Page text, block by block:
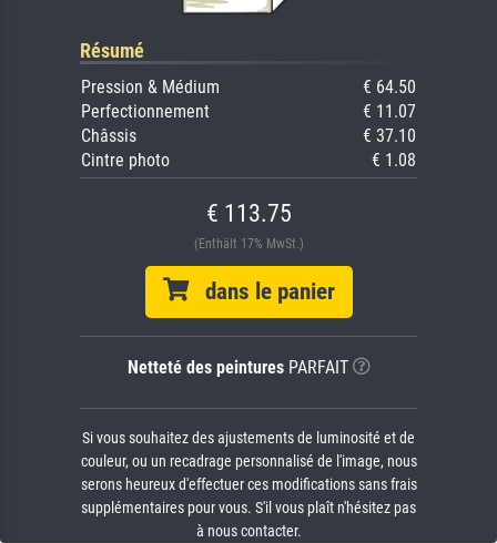
Résumé
Pression & Médium
€ 64.50
Perfectionnement
€ 11.07
Châssis
€ 37.10
Cintre photo
€ 1.08
€ 113.75
(Enthält 17% MwSt.)
dans le panier
Netteté des peinturesPARFAIT
Si vous souhaitez des ajustements de luminosité et de
couleur, ou un recadrage personnalisé de l'image, nous
serons heureux d'effectuer ces modifications sans frais
supplémentaires pour vous. S'il vous plaît n'hésitez pas
à nous contacter.